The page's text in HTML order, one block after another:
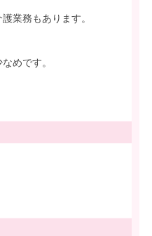
業務もあります。
めです。